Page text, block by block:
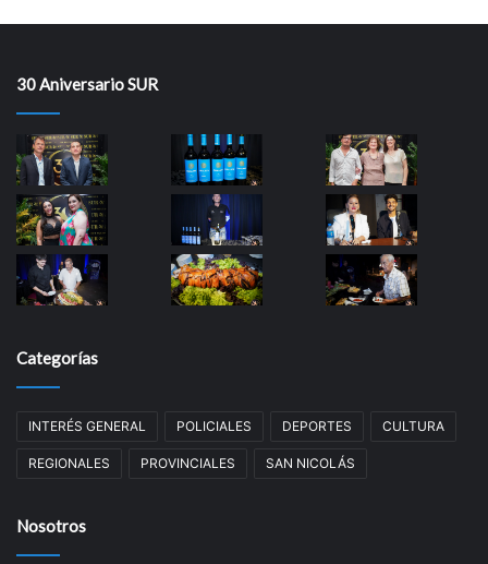
30 Aniversario SUR
Categorías
INTERÉS GENERAL POLICIALES DEPORTES CULTURA
REGIONALES PROVINCIALES SAN NICOLÁS
Nosotros